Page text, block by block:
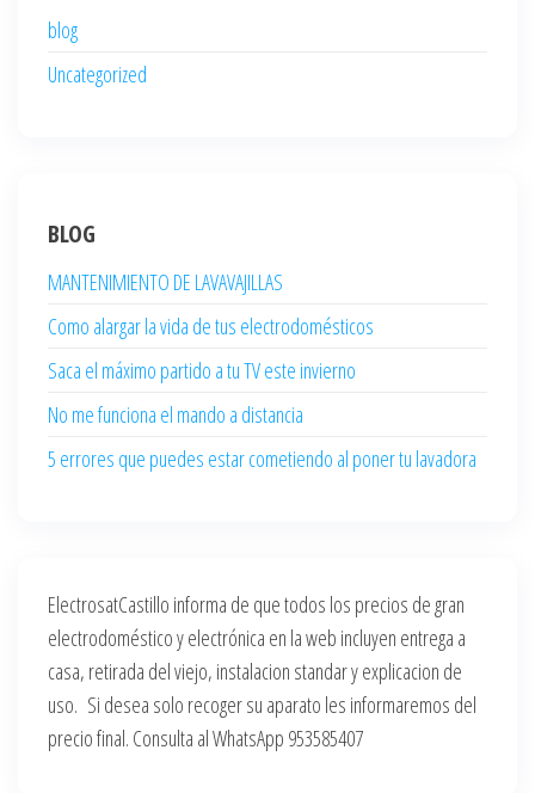
blog
Uncategorized
BLOG
MANTENIMIENTO DE LAVAVAJILLAS
Como alargar la vida de tus electrodomésticos
Saca el máximo partido a tu TV este invierno
No me funciona el mando a distancia
5 errores que puedes estar cometiendo al poner tu lavadora
ElectrosatCastillo informa de que todos los precios de gran
electrodoméstico y electrónica en la web incluyen entrega a
casa, retirada del viejo, instalacion standar y explicacion de
uso. Si desea solo recoger su aparato les informaremos del
precio final. Consulta al WhatsApp 953585407